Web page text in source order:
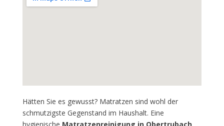
Hätten Sie es gewusst? Matratzen sind wohl der
schmutzigste Gegenstand im Haushalt. Eine